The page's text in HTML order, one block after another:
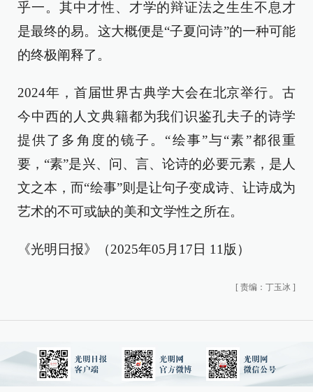
乎一。其中才性、才学的辩证法之生生不息才
是最终的易。这大概便是“子夏问诗”的一种可能
的终极阐释了。
2024年，首届世界古典学大会在北京举行。古
今中西的人文典籍都为我们识鉴孔夫子的诗学
提供了多角度的镜子。“绘事”与“素”都很重
要，“素”是兴、问、言、论诗的必要元素，是人
文之本，而“绘事”则是让句子变成诗、让诗成为
艺术的不可或缺的美和文学性之所在。
《光明日报》（2025年05月17日 11版）
[ 责编：丁玉冰 ]